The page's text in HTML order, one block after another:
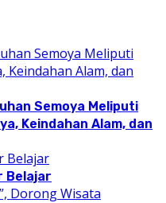
Semoya Meliputi
Keindahan Alam, dan
Belajar